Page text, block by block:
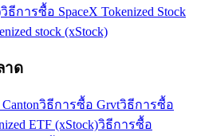
วิธีการซื้อ SpaceX Tokenized Stock
stock (xStock)
าด
วิธีการซื้อ Grvtวิธีการซื้อ
ETF (xStock)วิธีการซื้อ